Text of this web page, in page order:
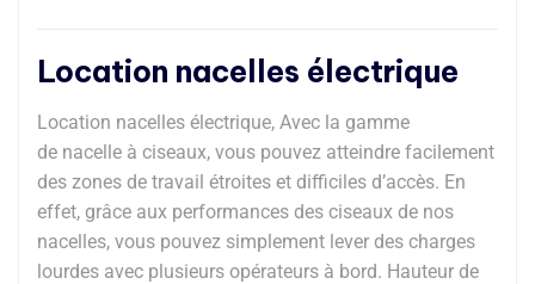
Location nacelles électrique
Location nacelles électrique, Avec la gamme
de nacelle à ciseaux, vous pouvez atteindre facilement
des zones de travail étroites et difficiles d’accès. En
effet, grâce aux performances des ciseaux de nos
nacelles, vous pouvez simplement lever des charges
lourdes avec plusieurs opérateurs à bord. Hauteur de